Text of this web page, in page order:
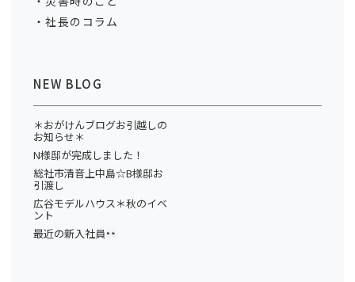
社長のコラム
NEW BLOG
＊おがけんブログお引越しの
お知らせ＊
N様邸が完成しました！
総社市清音上中島☆B様邸お
引渡し
広谷モデルハウス＊秋のイベ
ント
最近の新入社員